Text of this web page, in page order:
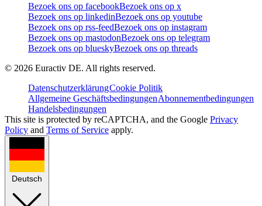
Bezoek ons op facebookBezoek ons op x
Bezoek ons op linkedinBezoek ons op youtube
Bezoek ons op rss-feedBezoek ons op instagram
Bezoek ons op mastodonBezoek ons op telegram
Bezoek ons op blueskyBezoek ons op threads
© 2026 Euractiv DE. All rights reserved.
DatenschutzerklärungCookie Politik
Allgemeine GeschäftsbedingungenAbonnementbedingungen
Handelsbedingungen
This site is protected by reCAPTCHA, and the Google Privacy
Policy and Terms of Service apply.
Deutsch